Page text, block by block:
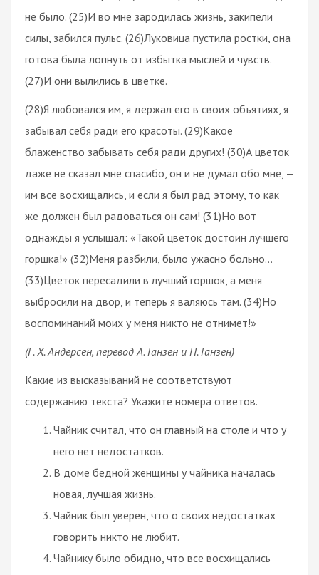
не было. (25)И во мне зародилась жизнь, закипели
силы, забился пульс. (26)Луковица пустила ростки, она
готова была лопнуть от избытка мыслей и чувств.
(27)И они вылились в цветке.
(28)Я любовался им, я держал его в своих объятиях, я
забывал себя ради его красоты. (29)Какое
блаженство забывать себя ради других! (30)А цветок
даже не сказал мне спасибо, он и не думал обо мне, —
им все восхищались, и если я был рад этому, то как
же должен был радоваться он сам! (31)Но вот
однажды я услышал: «Такой цветок достоин лучшего
горшка!» (32)Меня разбили, было ужасно больно…
(33)Цветок пересадили в лучший горшок, а меня
выбросили на двор, и теперь я валяюсь там. (34)Но
воспоминаний моих у меня никто не отнимет!»
(Г. Х. Андерсен, перевод А. Ганзен и П. Ганзен)
Какие из высказываний не соответствуют
содержанию текста? Укажите номера ответов.
Чайник считал, что он главный на столе и что у
него нет недостатков.
В доме бедной женщины у чайника началась
новая, лучшая жизнь.
Чайник был уверен, что о своих недостатках
говорить никто не любит.
Чайнику было обидно, что все восхищались